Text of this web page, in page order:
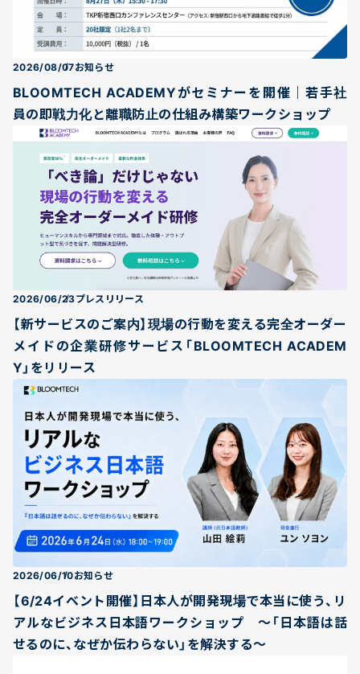
2026/08/07お知らせ
BLOOMTECH ACADEMYがセミナーを開催｜若手社
員の即戦力化と離職防止の仕組み構築ワークショップ
2026/06/23プレスリリース
【新サービスのご案内】現場の行動を変える完全オーダー
メイドの企業研修サービス「BLOOMTECH ACADEM
Y」をリリース
2026/06/10お知らせ
【6/24イベント開催】日本人が開発現場で本当に使う、リ
アルなビジネス日本語ワークショップ 〜「日本語は話
せるのに、なぜか伝わらない」を解決する〜